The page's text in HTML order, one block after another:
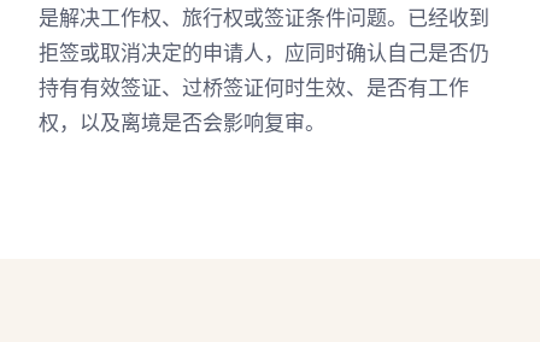
是解决工作权、旅行权或签证条件问题。已经收到
拒签或取消决定的申请人，应同时确认自己是否仍
持有有效签证、过桥签证何时生效、是否有工作
权，以及离境是否会影响复审。